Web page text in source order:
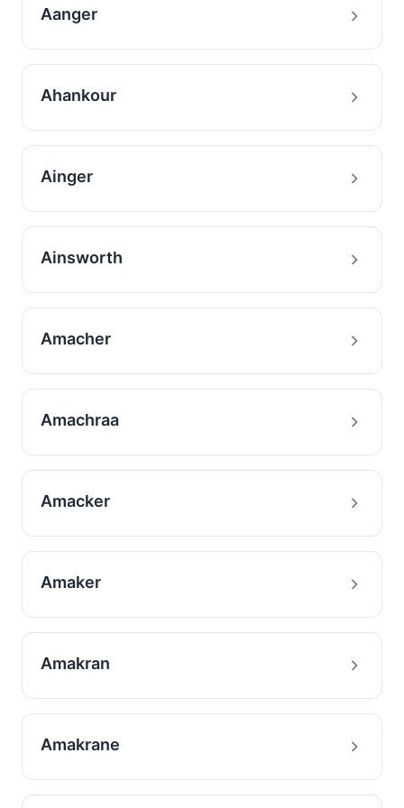
Aanger
Ahankour
Ainger
Ainsworth
Amacher
Amachraa
Amacker
Amaker
Amakran
Amakrane